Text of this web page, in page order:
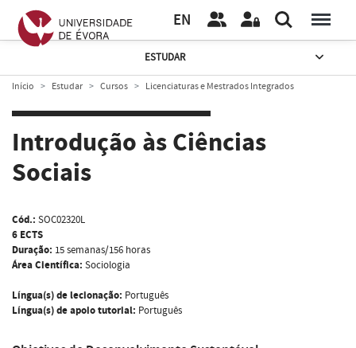
EN
ESTUDAR
Início Estudar Cursos Licenciaturas e Mestrados Integrados
Introdução às Ciências
Sociais
Cód.: SOC02320L
6 ECTS
Duração: 15 semanas/156 horas
Área Científica: Sociologia
Língua(s) de lecionação: Português
Língua(s) de apoio tutorial: Português